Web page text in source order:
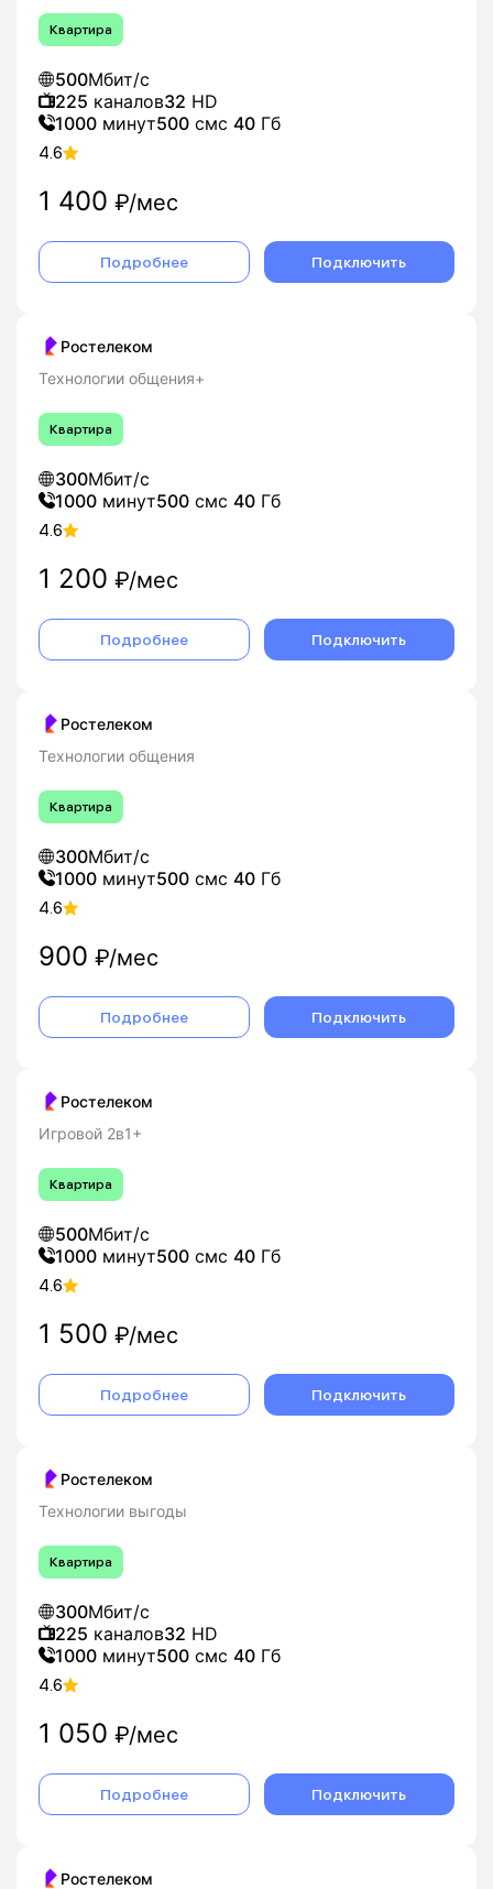
Квартира
500Мбит/с
225 каналов32 HD
1000 минут500 смс 40 Гб
4.6
1 400 ₽/мес
Подробнее Подключить
Ростелеком
Технологии общения+
Квартира
300Мбит/с
1000 минут500 смс 40 Гб
4.6
1 200 ₽/мес
Подробнее Подключить
Ростелеком
Технологии общения
Квартира
300Мбит/с
1000 минут500 смс 40 Гб
4.6
900 ₽/мес
Подробнее Подключить
Ростелеком
Игровой 2в1+
Квартира
500Мбит/с
1000 минут500 смс 40 Гб
4.6
1 500 ₽/мес
Подробнее Подключить
Ростелеком
Технологии выгоды
Квартира
300Мбит/с
225 каналов32 HD
1000 минут500 смс 40 Гб
4.6
1 050 ₽/мес
Подробнее Подключить
Ростелеком